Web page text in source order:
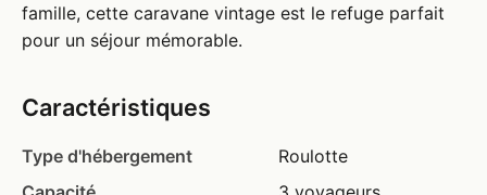
famille, cette caravane vintage est le refuge parfait
pour un séjour mémorable.
Caractéristiques
Type d'hébergement
Roulotte